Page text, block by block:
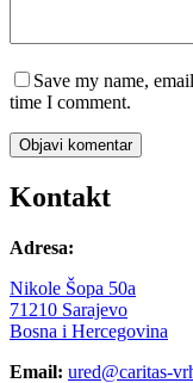
Save my name,
time I comment.
Objavi komentar
Kontakt
Adresa:
Nikole Šopa 50a
71210 Sarajevo
Bosna i Hercegovina
Email: ured@caritas-